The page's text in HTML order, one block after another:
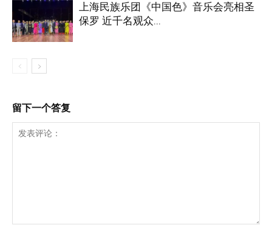
上海民族乐团《中国色》音乐会亮相圣
保罗 近千名观众...
留下一个答复